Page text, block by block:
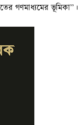
গণমাধ্যমের ভূমিকা”।